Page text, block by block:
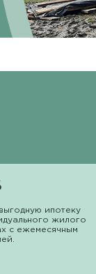
ипотеку
жилого
с ежемесячным